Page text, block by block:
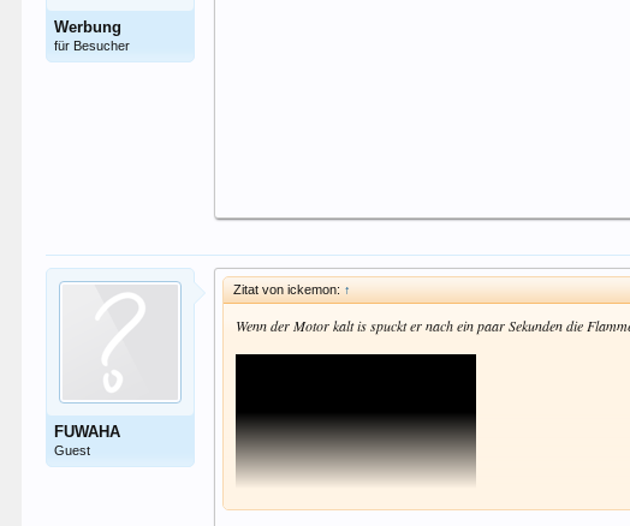
Werbung
für Besucher
FUWAHA
Guest
Zitat von ickemon: ↑
Wenn der Motor kalt is spuckt er nach ein paar Sekunden die